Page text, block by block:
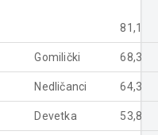
81,1
Gomilički 68,3
Nedličanci 64,3
Devetka 53,8